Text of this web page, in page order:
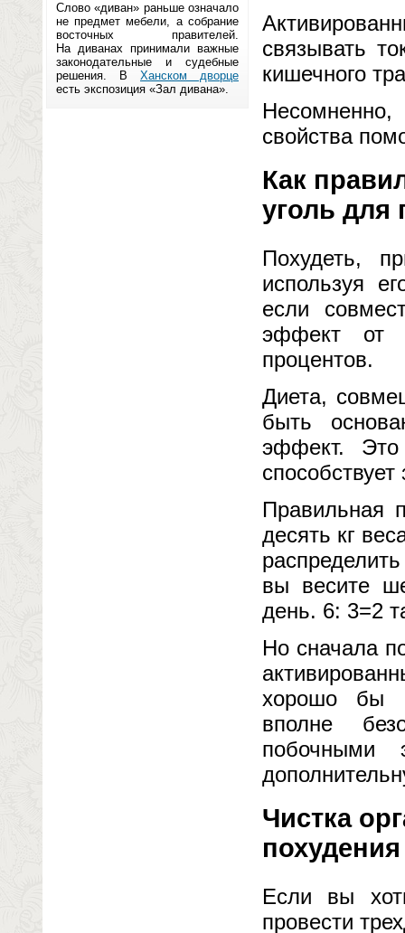
Слово «диван» раньше означало
не предмет мебели, а собрание
восточных правителей.
На диванах принимали важные
законодательные и судебные
решения. В Ханском дворце
есть экспозиция «Зал дивана».
связывать
кишечного
свойства
Как
уголь для
Похудеть,
используя
если
эффект от
процентов.
Диета,
быть
эффект.
Правильная
десять кг
вы весите
день. 6: 3=2
Но сначала
хорошо бы
вполне
побочными
Чистка
похудения
Если вы
провести